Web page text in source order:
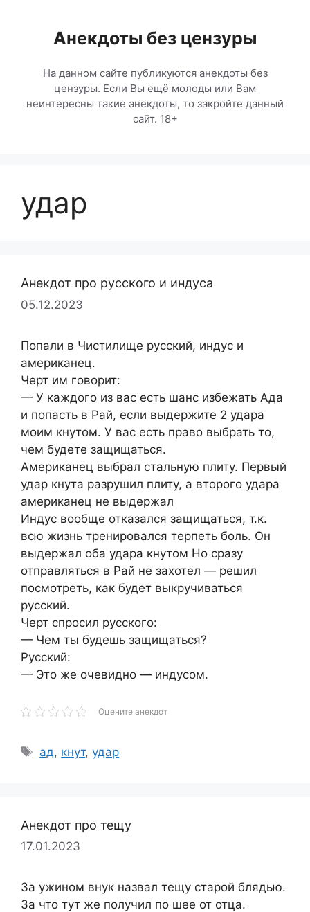
содержимомуАнекдоты без цензуры
На данном сайте публикуются анекдоты без
цензуры. Если Вы ещё молоды или Вам
неинтересны такие анекдоты, то закройте данный
сайт. 18+
удар
Анекдот про русского и индуса
05.12.2023
Попали в Чистилище русский, индус и
американец.
Черт им говорит:
— У каждого из вас есть шанс избежать Ада
и попасть в Рай, если выдержите 2 удара
моим кнутом. У вас есть право выбрать то,
чем будете защищаться.
Американец выбрал стальную плиту. Первый
удар кнута разрушил плиту, а второго удара
американец не выдержал
Индус вообще отказался защищаться, т.к.
всю жизнь тренировался терпеть боль. Он
выдержал оба удара кнутом Но сразу
отправляться в Рай не захотел — решил
посмотреть, как будет выкручиваться
русский.
Черт спросил русского:
— Чем ты будешь защищаться?
Русский:
— Это же очевидно — индусом.
Оцените анекдот
Метки
ад, кнут,удар
Анекдот про тещу
17.01.2023
За ужином внук назвал тещу старой блядью.
За что тут же получил по шее от отца.